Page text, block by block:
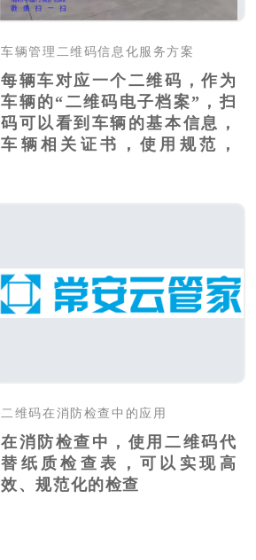
车辆管理二维码信息化服务方案
每辆车对应一个二维码，作为
车辆的“二维码电子档案”，扫
码可以看到车辆的基本信息，
车辆相关证书，使用规范，
二维码在消防检查中的应用
在消防检查中，使用二维码代
替纸质检查表，可以实现高
效、规范化的检查